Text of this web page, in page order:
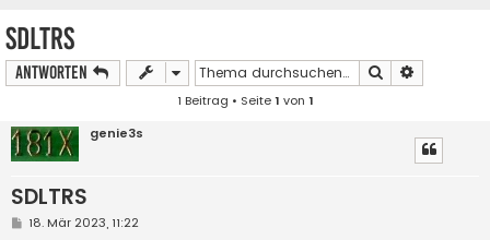
SDLTRS
Antworten Suche
1 Beitrag • Seite1 von 1
genie3s
SDLTRS
B18. Mär 2023, 11:22